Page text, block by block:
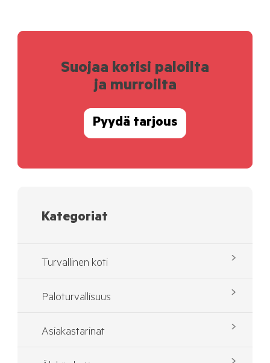
Suojaa kotisi paloilta
ja murroilta
Pyydä tarjous
Kategoriat
Turvallinen koti
Paloturvallisuus
Asiakastarinat